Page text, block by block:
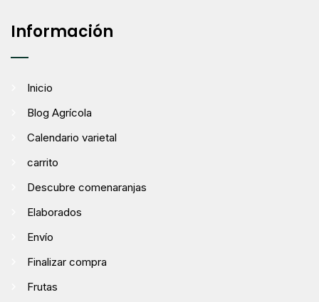
Información
Inicio
Blog Agrícola
Calendario varietal
carrito
Descubre comenaranjas
Elaborados
Envío
Finalizar compra
Frutas